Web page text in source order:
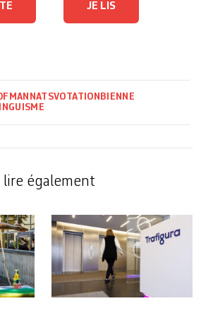
JE LIS
ATSVOTATION BIENNE
lire également